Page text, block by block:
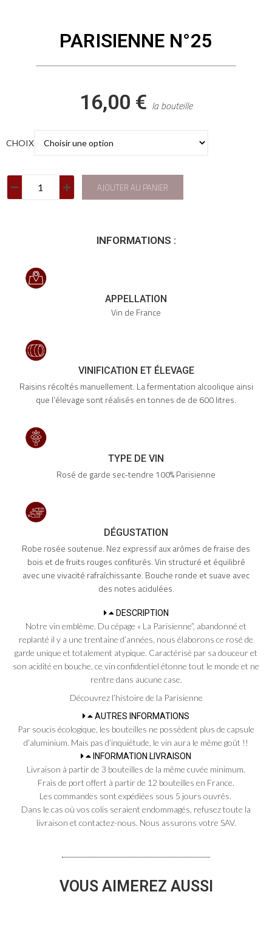
PARISIENNE N°25
16,00 € la bouteille
CHOIX
AJOUTER AU PANIER
INFORMATIONS :
APPELLATION
Vin de France
VINIFICATION ET ÉLEVAGE
Raisins récoltés manuellement. La fermentation alcoolique ainsi
que l’élevage sont réalisés en tonnes de de 600 litres.
TYPE DE VIN
Rosé de garde sec-tendre 100% Parisienne
DÉGUSTATION
Robe rosée soutenue. Nez expressif aux arômes de fraise des
bois et de fruits rouges confiturés. Vin structuré et équilibré
avec une vivacité rafraîchissante. Bouche ronde et suave avec
des notes acidulées.
DESCRIPTION
Notre vin emblème. Du cépage « La Parisienne”, abandonné et
replanté il y a une trentaine d’années, nous élaborons ce rosé de
garde unique et totalement atypique. Caractérisé par sa douceur et
son acidité en bouche, ce vin confidentiel étonne tout le monde et ne
rentre dans aucune case.
Découvrez l’histoire de la Parisienne
AUTRES INFORMATIONS
Par soucis écologique, les bouteilles ne possèdent plus de capsule
d’aluminium. Mais pas d’inquiétude, le vin aura le même goût !!
INFORMATION LIVRAISON
Livraison à partir de 3 bouteilles de la même cuvée minimum.
Frais de port offert à partir de 12 bouteilles en France.
Les commandes sont expédiées sous 5 jours ouvrés.
Dans le cas où vos colis seraient endommagés, refusez toute la
livraison et contactez-nous. Nous assurons votre SAV.
VOUS AIMEREZ AUSSI